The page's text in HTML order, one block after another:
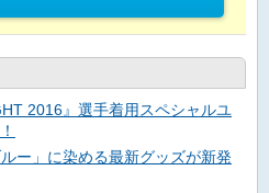
2016』選手着用スペシャルユ
ー」に染める最新グッズが新発